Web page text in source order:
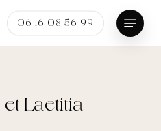
06 16 08 56 99 Menu
et Laetitia
Close